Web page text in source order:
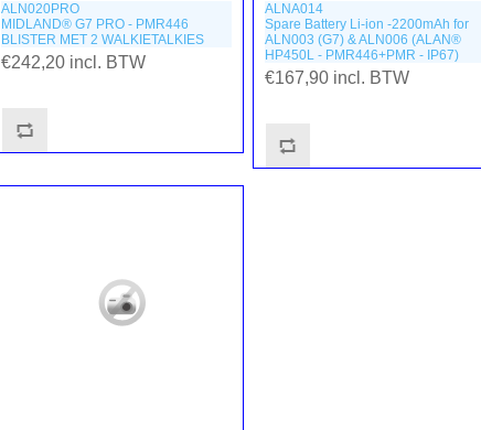
ALN020PRO
MIDLAND® G7 PRO - PMR446
BLISTER MET 2 WALKIETALKIES
€242,20 incl. BTW
ALNA014
Spare Battery Li-ion -2200mAh for
ALN003 (G7) & ALN006 (ALAN®
HP450L - PMR446+PMR - IP67)
€167,90 incl. BTW